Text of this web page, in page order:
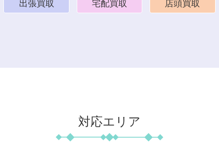
出張買取 宅配買取 店頭買取
対応エリア